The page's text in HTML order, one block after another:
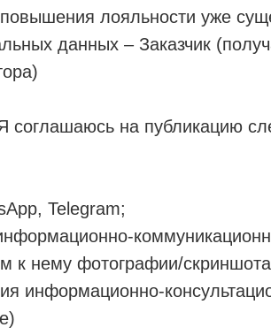
лояльности уже
данных – Заказчик
соглашаюсь на публикацию
Telegram;
к нему фотографии/
информационно-